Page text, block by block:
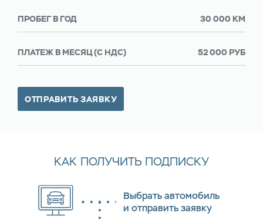
ПРОБЕГ В ГОД 30 000 КМ
ПЛАТЕЖ В МЕСЯЦ (С НДС) 52 000 РУБ
ОТПРАВИТЬ ЗАЯВКУ
КАК ПОЛУЧИТЬ ПОДПИСКУ
Выбрать автомобиль
и отправить заявку